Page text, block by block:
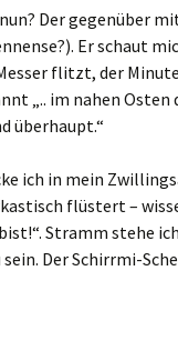
Der gegenüber
Er schaut
flitzt, der
„.. im nahen Osten
überhaupt.“
ich in mein
flüstert –
Stramm stehe
Der Schirrmi-